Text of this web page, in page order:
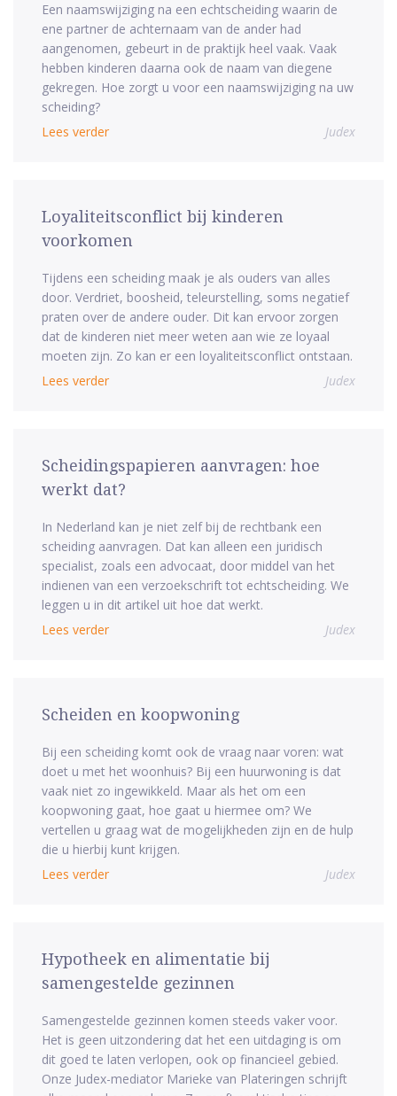
Een naamswijziging na een echtscheiding waarin de
ene partner de achternaam van de ander had
aangenomen, gebeurt in de praktijk heel vaak. Vaak
hebben kinderen daarna ook de naam van diegene
gekregen. Hoe zorgt u voor een naamswijziging na uw
scheiding?
Lees verder
Judex
Loyaliteitsconflict bij kinderen
voorkomen
Tijdens een scheiding maak je als ouders van alles
door. Verdriet, boosheid, teleurstelling, soms negatief
praten over de andere ouder. Dit kan ervoor zorgen
dat de kinderen niet meer weten aan wie ze loyaal
moeten zijn. Zo kan er een loyaliteitsconflict ontstaan.
Lees verder
Judex
Scheidingspapieren aanvragen: hoe
werkt dat?
In Nederland kan je niet zelf bij de rechtbank een
scheiding aanvragen. Dat kan alleen een juridisch
specialist, zoals een advocaat, door middel van het
indienen van een verzoekschrift tot echtscheiding. We
leggen u in dit artikel uit hoe dat werkt.
Lees verder
Judex
Scheiden en koopwoning
Bij een scheiding komt ook de vraag naar voren: wat
doet u met het woonhuis? Bij een huurwoning is dat
vaak niet zo ingewikkeld. Maar als het om een
koopwoning gaat, hoe gaat u hiermee om? We
vertellen u graag wat de mogelijkheden zijn en de hulp
die u hierbij kunt krijgen.
Lees verder
Judex
Hypotheek en alimentatie bij
samengestelde gezinnen
Samengestelde gezinnen komen steeds vaker voor.
Het is geen uitzondering dat het een uitdaging is om
dit goed te laten verlopen, ook op financieel gebied.
Onze Judex-mediator Marieke van Plateringen schrijft